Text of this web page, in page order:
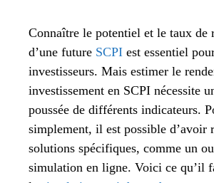
Connaître le potentiel et le taux de
d’une future SCPI est essentiel
investisseurs. Mais estimer le
investissement en SCPI nécessite
poussée de différents indicateurs.
simplement, il est possible d’avoir
solutions spécifiques, comme un
simulation en ligne. Voici ce qu’il